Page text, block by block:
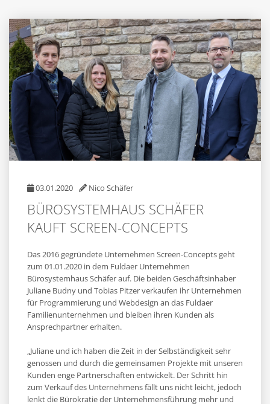
03.01.2020 Nico Schäfer
BÜROSYSTEMHAUS SCHÄFER
KAUFT SCREEN-CONCEPTS
Das 2016 gegründete Unternehmen Screen-Concepts geht
zum 01.01.2020 in dem Fuldaer Unternehmen
Bürosystemhaus Schäfer auf. Die beiden Geschäftsinhaber
Juliane Budny und Tobias Pitzer verkaufen ihr Unternehmen
für Programmierung und Webdesign an das Fuldaer
Familienunternehmen und bleiben ihren Kunden als
Ansprechpartner erhalten.
„Juliane und ich haben die Zeit in der Selbständigkeit sehr
genossen und durch die gemeinsamen Projekte mit unseren
Kunden enge Partnerschaften entwickelt. Der Schritt hin
zum Verkauf des Unternehmens fällt uns nicht leicht, jedoch
lenkt die Bürokratie der Unternehmensführung mehr und